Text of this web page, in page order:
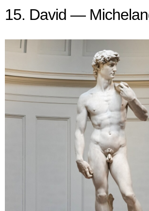
15. David —